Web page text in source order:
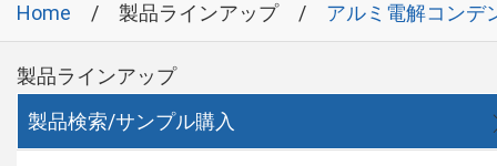
Home 製品ラインアップ アルミ電解コンデ
製品ラインアップ
製品検索/サンプル購入